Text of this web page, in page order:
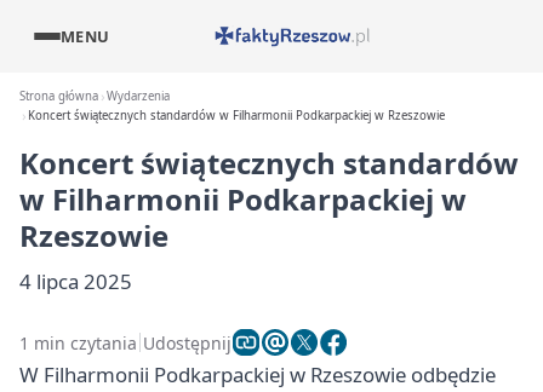
MENU
Strona główna Wydarzenia
Koncert świątecznych standardów w Filharmonii Podkarpackiej w Rzeszowie
Koncert świątecznych standardów
w Filharmonii Podkarpackiej w
Rzeszowie
4 lipca 2025
1 min czytania Udostępnij
W Filharmonii Podkarpackiej w Rzeszowie odbędzie